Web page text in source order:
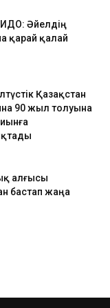
Әйелдің
қарай қалай
Қазақстан
90 жыл толуына
алғысы
бастап жаңа